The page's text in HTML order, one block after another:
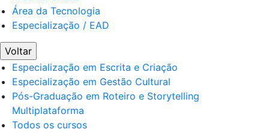
Área da Tecnologia
Especialização / EAD
Voltar
Especialização em Escrita e Criação
Especialização em Gestão Cultural
Pós-Graduação em Roteiro e Storytelling
Multiplataforma
Todos os cursos